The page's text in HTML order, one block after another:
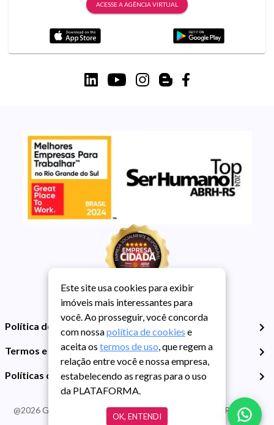
ACESSE A AGÊNCIA VIRTUAL
Política de Privacidade
Termos e Condições de Uso
Políticas de Cookies
@2026Guarida Imóvel. Todos os direitos reservados. CRECI RS -
413J | CNPJ Guarida: 89.398.606/0001-30
Este site usa cookies para exibir
imóveis mais interessantes para
você. Ao prosseguir, você concorda
com nossapolítica de cookies e
aceita os termos de uso, que regem a
relação entre você e nossa empresa,
estabelecendo as regras para o uso
da PLATAFORMA.
OK, ENTENDI